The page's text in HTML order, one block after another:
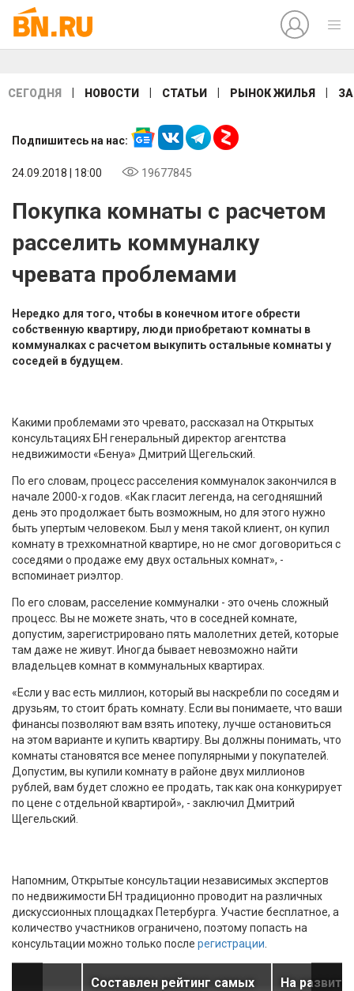
СЕГОДНЯ НОВОСТИ СТАТЬИ РЫНОК ЖИЛЬЯ
Подпишитесь на нас:
24.09.2018 | 18:00 19677845
Покупка комнаты с расчетом
расселить коммуналку
чревата проблемами
Нередко для того, чтобы в конечном итоге обрести
собственную квартиру, люди приобретают комнаты в
коммуналках с расчетом выкупить остальные комнаты у
соседей в будущем.
Какими проблемами это чревато, рассказал на Открытых
консультациях БН генеральный директор агентства
недвижимости «Бенуа» Дмитрий Щегельский.
По его словам, процесс расселения коммуналок закончился в
начале 2000-х годов. «Как гласит легенда, на сегодняшний
день это продолжает быть возможным, но для этого нужно
быть упертым человеком. Был у меня такой клиент, он купил
комнату в трехкомнатной квартире, но не смог договориться с
соседями о продаже ему двух остальных комнат», -
вспоминает риэлтор.
По его словам, расселение коммуналки - это очень сложный
процесс. Вы не можете знать, что в соседней комнате,
допустим, зарегистрировано пять малолетних детей, которые
там даже не живут. Иногда бывает невозможно найти
владельцев комнат в коммунальных квартирах.
«Если у вас есть миллион, который вы наскребли по соседям и
друзьям, то стоит брать комнату. Если вы понимаете, что ваши
финансы позволяют вам взять ипотеку, лучше остановиться
на этом варианте и купить квартиру. Вы должны понимать, что
комнаты становятся все менее популярными у покупателей.
Допустим, вы купили комнату в районе двух миллионов
рублей, вам будет сложно ее продать, так как она конкурирует
по цене с отдельной квартирой», - заключил Дмитрий
Щегельский.
Напомним, Открытые консультации независимых экспертов
по недвижимости БН традиционно проводит на различных
дискуссионных площадках Петербурга. Участие бесплатное, а
количество участников ограничено, поэтому попасть на
консультации можно только после регистрации
Составлен рейтинг самых
На